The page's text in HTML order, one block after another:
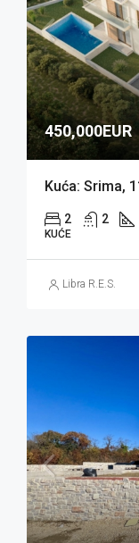
450,000EUR
2 2
KUĆE
Libra R.E.S.